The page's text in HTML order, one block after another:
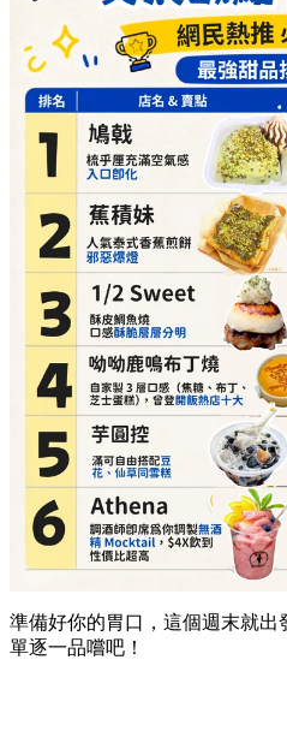
準備好你的胃口，這個週末就
單逐一品嚐吧！